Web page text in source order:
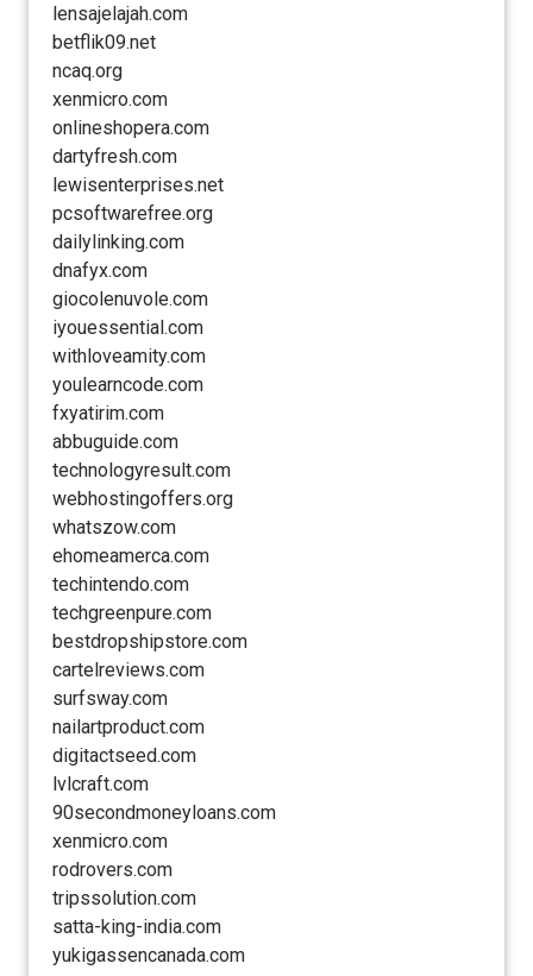
lensajelajah.com
betflik09.net
ncaq.org
xenmicro.com
onlineshopera.com
dartyfresh.com
lewisenterprises.net
pcsoftwarefree.org
dailylinking.com
dnafyx.com
giocolenuvole.com
iyouessential.com
withloveamity.com
youlearncode.com
fxyatirim.com
abbuguide.com
technologyresult.com
webhostingoffers.org
whatszow.com
ehomeamerca.com
techintendo.com
techgreenpure.com
bestdropshipstore.com
cartelreviews.com
surfsway.com
nailartproduct.com
digitactseed.com
lvlcraft.com
90secondmoneyloans.com
xenmicro.com
rodrovers.com
tripssolution.com
satta-king-india.com
yukigassencanada.com